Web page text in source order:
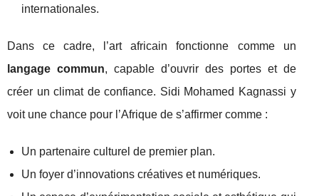
internationales.
Dans ce cadre, l’art africain fonctionne comme un
langage commun, capable d’ouvrir des portes et de
créer un climat de confiance. Sidi Mohamed Kagnassi y
voit une chance pour l’Afrique de s’affirmer comme :
Un partenaire culturel de premier plan.
Un foyer d’innovations créatives et numériques.